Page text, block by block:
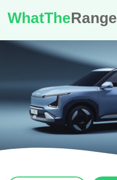
WhatTheRange